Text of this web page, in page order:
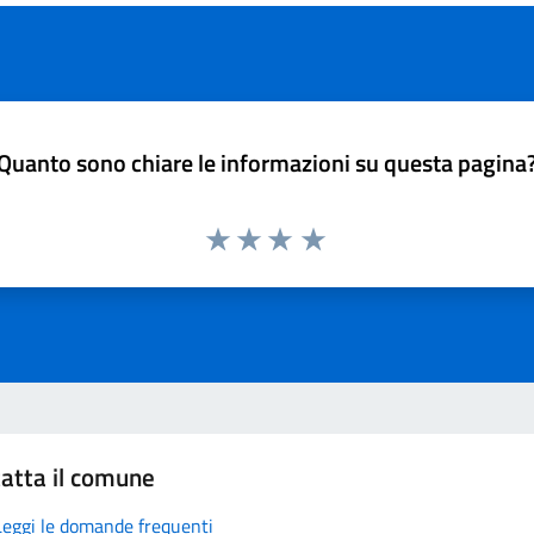
sono chiare le informazioni su questa
il comune
le domande frequenti